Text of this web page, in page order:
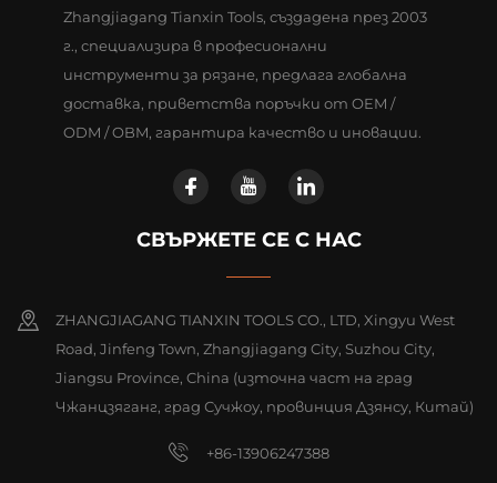
Zhangjiagang Tianxin Tools, създадена през 2003
г., специализира в професионални
инструменти за рязане, предлага глобална
доставка, приветства поръчки от OEM /
ODM / OBM, гарантира качество и иновации.
СВЪРЖЕТЕ СЕ С НАС
ZHANGJIAGANG TIANXIN TOOLS CO., LTD, Xingyu West
Road, Jinfeng Town, Zhangjiagang City, Suzhou City,
Jiangsu Province, China (източна част на град
Чжанцзяганг, град Сучжоу, провинция Дзянсу, Китай)
+86-13906247388